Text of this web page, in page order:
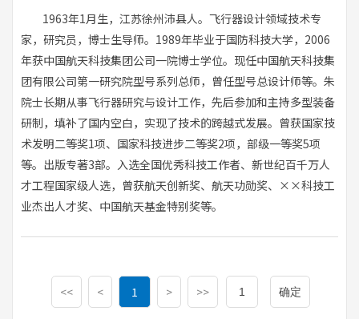
1963年1月生，江苏徐州沛县人。飞行器设计领域技术专
家，研究员，博士生导师。1989年毕业于国防科技大学，2006
年获中国航天科技集团公司一院博士学位。现任中国航天科技集
团有限公司第一研究院型号系列总师，曾任型号总设计师等。朱
院士长期从事飞行器研究与设计工作，先后参加和主持多型装备
研制，填补了国内空白，实现了技术的跨越式发展。曾获国家技
术发明二等奖1项、国家科技进步二等奖2项，部级一等奖5项
等。出版专著3部。入选全国优秀科技工作者、新世纪百千万人
才工程国家级人选，曾获航天创新奖、航天功勋奖、××科技工
业杰出人才奖、中国航天基金特别奖等。
<< < 1 > >>